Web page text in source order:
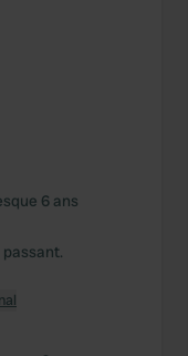
6 ans